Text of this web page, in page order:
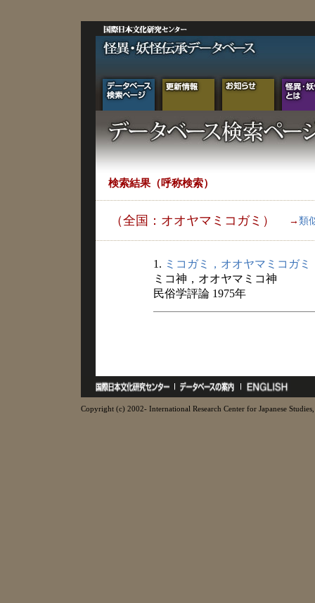
検索結果（呼称検索）
（全国：オオヤマミコガミ） → 類
1. ミコガミ，オオヤマミコガミ
ミコ神，オオヤマミコ神
民俗学評論 1975年
Copyright (c) 2002- International Research Center for Japanese